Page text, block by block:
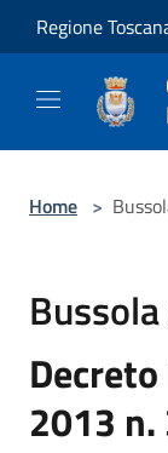
Salta al contenuto
Regione
Home >
2013 n.